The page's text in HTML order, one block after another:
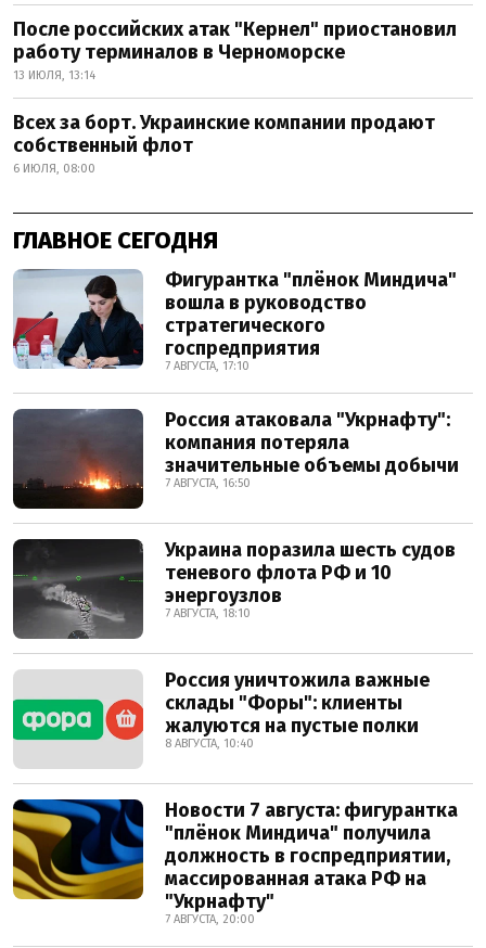
После российских атак "Кернел" приостановил
работу терминалов в Черноморске
13 ИЮЛЯ, 13:14
Всех за борт. Украинские компании продают
собственный флот
6 ИЮЛЯ, 08:00
ГЛАВНОЕ СЕГОДНЯ
Фигурантка "плёнок Миндича"
вошла в руководство
стратегического
госпредприятия
7 АВГУСТА, 17:10
Россия атаковала "Укрнафту":
компания потеряла
значительные объемы добычи
7 АВГУСТА, 16:50
Украина поразила шесть судов
теневого флота РФ и 10
энергоузлов
7 АВГУСТА, 18:10
Россия уничтожила важные
склады "Форы": клиенты
жалуются на пустые полки
8 АВГУСТА, 10:40
Новости 7 августа: фигурантка
"плёнок Миндича" получила
должность в госпредприятии,
массированная атака РФ на
"Укрнафту"
7 АВГУСТА, 20:00